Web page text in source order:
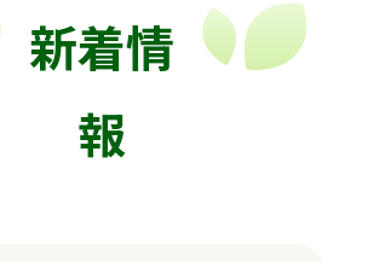
新着情
報